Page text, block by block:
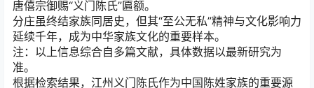
唐僖宗御赐“义门陈氏”匾额。
分庄虽终结家族同居史，但其“至公无私”精神与文化影响力
延续千年，成为中华家族文化的重要样本。
注：以上信息综合自多篇文献，具体数据以最新研究为
准。
根据检索结果，江州义门陈氏作为中国陈姓家族的重要源